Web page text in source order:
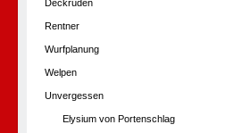
Deckrüden
Rentner
Wurfplanung
Welpen
Unvergessen
Elysium von Portenschlag